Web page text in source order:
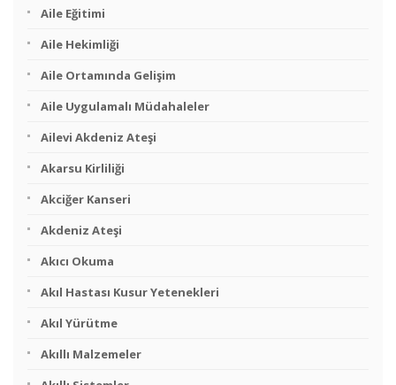
Aile Eğitimi
Aile Hekimliği
Aile Ortamında Gelişim
Aile Uygulamalı Müdahaleler
Ailevi Akdeniz Ateşi
Akarsu Kirliliği
Akciğer Kanseri
Akdeniz Ateşi
Akıcı Okuma
Akıl Hastası Kusur Yetenekleri
Akıl Yürütme
Akıllı Malzemeler